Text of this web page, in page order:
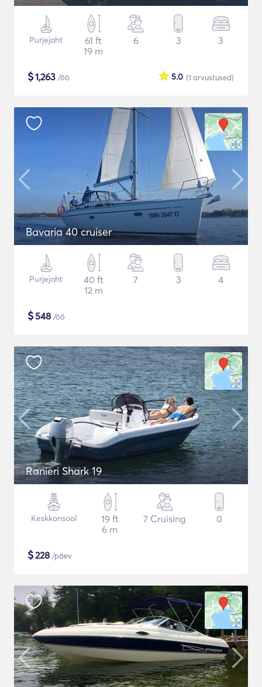
Purjejaht
61 ft
19 m
6 3 3
$1,263 /öö (1 arvustused)
5.0
Bavaria 40 cruiser
Purjejaht
40 ft
12 m
7 3 4
$548 /öö
Ranieri Shark 19
Keskkonsool
19 ft
6 m
7 Cruising 0
$228 /päev